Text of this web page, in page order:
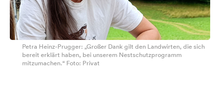
Petra Heinz-Prugger: „Großer Dank gilt den Landwirten, die sich
bereit erklärt haben, bei unserem Nestschutzprogramm
mitzumachen.“ Foto: Privat